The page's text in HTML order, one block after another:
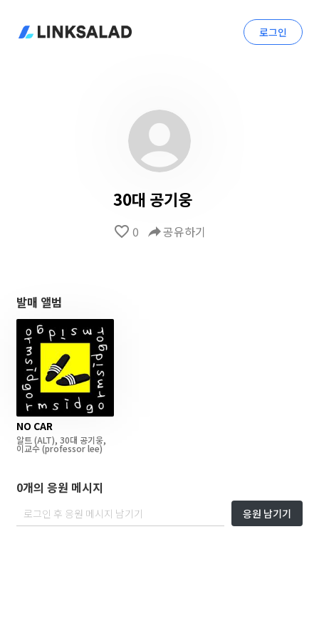
로그인
30대 공기웅
favorite_border 0 reply공유하기
발매 앨범
NO CAR
알트 (ALT), 30대 공기웅,
이교수(professor lee)
0개의 응원 메시지
응원 남기기